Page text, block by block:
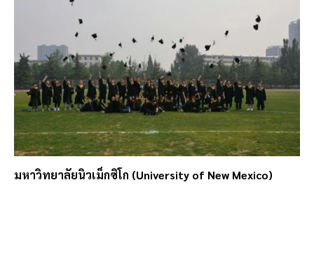
มหาวิทยาลัยนิวเม็กซิโก (University of New Mexico)